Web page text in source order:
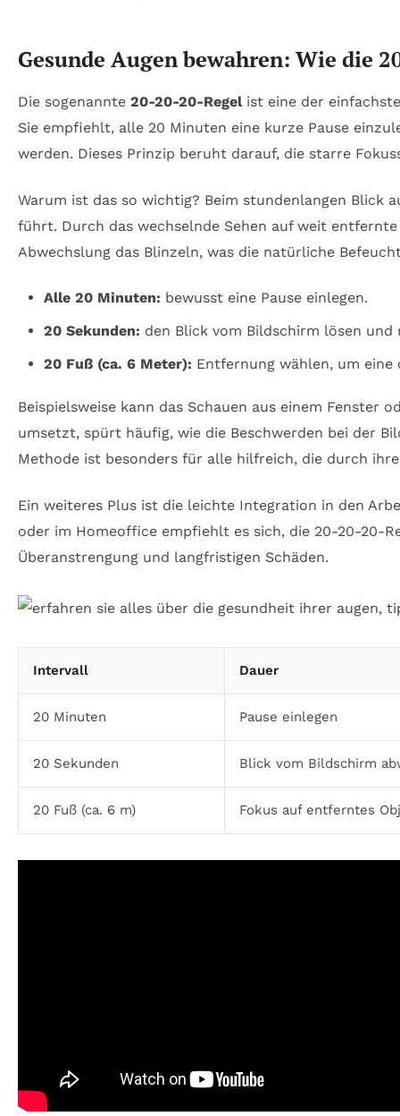
Gesunde Augen bewahren: Wie die
Die sogenannte 20-20-20-Regelist eine der
Sie empfiehlt, alle 20 Minuten eine kurze Pause
werden. Dieses Prinzip beruht darauf, die starre
Warum ist das so wichtig? Beim stundenlangen Blick
führt. Durch das wechselnde Sehen auf weit
Abwechslung das Blinzeln, was die natürliche
Alle 20 Minuten: bewusst eine Pause einlegen.
20 Sekunden: den Blick vom Bildschirm lösen
20 Fuß (ca. 6 Meter): Entfernung wählen, um
Beispielsweise kann das Schauen aus einem Fenster
umsetzt, spürt häufig, wie die Beschwerden bei der
Methode ist besonders für alle hilfreich, die durch
Ein weiteres Plus ist die leichte Integration in den
oder im Homeoffice empfiehlt es sich, die 20-20-20-
Überanstrengung und langfristigen Schäden.
Intervall Dauer
20 Minuten Pause einlegen
20 Sekunden Blick vom Bildschirm
20 Fuß (ca. 6 m) Fokus auf entferntes